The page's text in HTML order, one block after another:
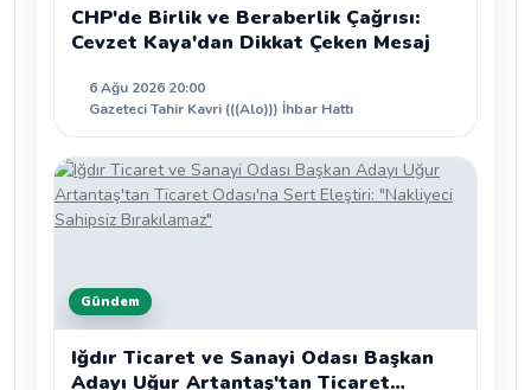
CHP'de Birlik ve Beraberlik Çağrısı:
Cevzet Kaya'dan Dikkat Çeken Mesaj
6 Ağu 2026 20:00
Gazeteci Tahir Kavri (((Alo))) İhbar Hattı
Gündem
Iğdır Ticaret ve Sanayi Odası Başkan
Adayı Uğur Artantaş'tan Ticaret